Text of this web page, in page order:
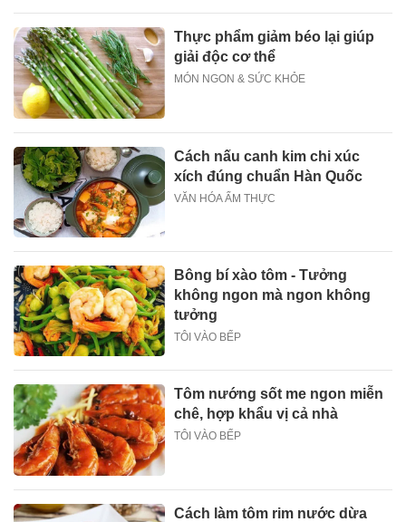
Thực phẩm giảm béo lại giúp
giải độc cơ thể
MÓN NGON & SỨC KHỎE
Cách nấu canh kim chi xúc
xích đúng chuẩn Hàn Quốc
VĂN HÓA ẨM THỰC
Bông bí xào tôm - Tưởng
không ngon mà ngon không
tưởng
TÔI VÀO BẾP
Tôm nướng sốt me ngon miễn
chê, hợp khẩu vị cả nhà
TÔI VÀO BẾP
Cách làm tôm rim nước dừa